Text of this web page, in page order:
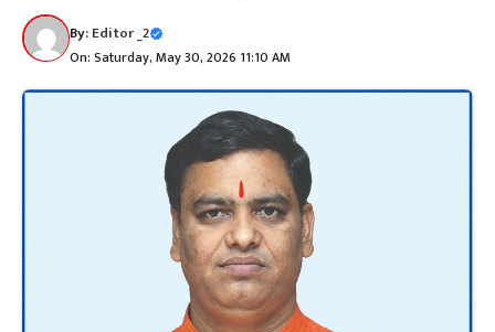
By:Editor _2
On: Saturday, May 30, 2026 11:10 AM